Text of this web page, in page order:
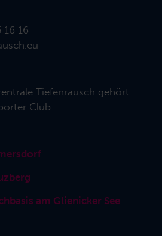
16
Tiefenrausch gehört
Club
am Glienicker See